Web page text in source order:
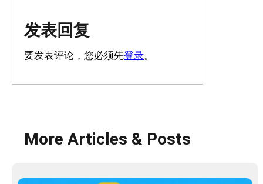
发表回复
要发表评论，您必须先登录。
More Articles & Posts